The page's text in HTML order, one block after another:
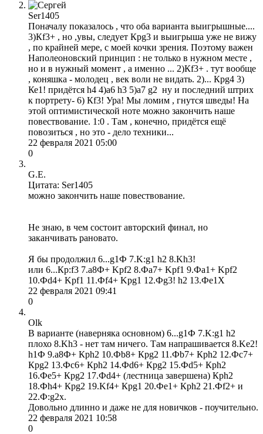
Ser1405
Поначалу показалось , что оба варианта выигрышные....
3)Кf3+ , но ,увы, следует Крg3 и выигрыша уже не вижу
, по крайней мере, с моей кочки зрения. Поэтому важен
Наполеоновский принцип : не только в нужном месте ,
но и в нужный момент , а именно ... 2)Кf3+ . тут вообще
, коняшка - молодец , век воли не видать. 2)... Крg4 3)
Ке1! придётся h4 4)a6 h3 5)a7 g2 ну и последний штрих
к портрету- 6) Кf3! Ура! Мы ломим , гнутся шведы! На
этой оптимистической ноте можно закончить наше
повествование. 1:0 . Там , конечно, придётся ещё
повозиться , но это - дело техники...
22 февраля 2021 05:00
0
G.E.
Цитата: Ser1405
можно закончить наше повествование.
Не знаю, в чем состоит авторский финал, но
заканчивать рановато.
Я бы продолжил 6...g1Ф 7.K:g1 h2 8.Kh3!
или 6...Кр:f3 7.a8Ф+ Kpf2 8.Фа7+ Kpf1 9.Фа1+ Kpf2
10.Фd4+ Kpf1 11.Фf4+ Kpg1 12.Фg3! h2 13.Фе1Х
22 февраля 2021 09:41
0
Olk
В варианте (наверняка основном) 6...g1Ф 7.K:g1 h2
плохо 8.Kh3 - нет там ничего. Там напрашивается 8.Ke2!
h1Ф 9.a8Ф+ Крh2 10.Фb8+ Крg2 11.Фb7+ Крh2 12.Фс7+
Крg2 13.Фс6+ Крh2 14.Фd6+ Крg2 15.Фd5+ Крh2
16.Фe5+ Крg2 17.Фd4+ (лестница завершена) Крh2
18.Фh4+ Крg2 19.Kf4+ Крg1 20.Фe1+ Крh2 21.Фf2+ и
22.Ф:g2x.
Довольно длинно и даже не для новичков - поучительно.
22 февраля 2021 10:58
0